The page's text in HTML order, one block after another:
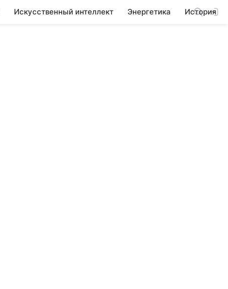
Искусственный интеллект Энергетика История